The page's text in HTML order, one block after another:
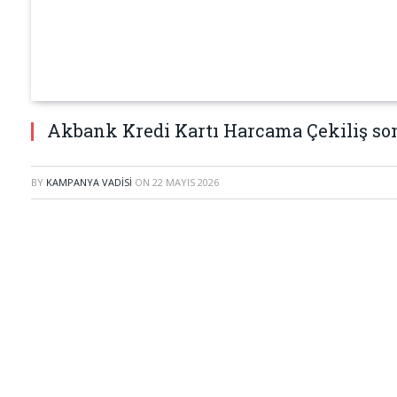
Akbank Kredi Kartı Harcama Çekiliş
BY KAMPANYA VADISI ON 22 MAYIS 2026